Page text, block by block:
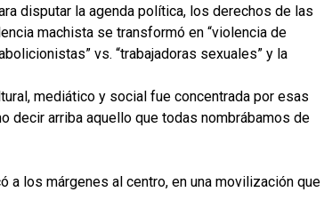
disputar la agenda política, los derechos de las
machista se transformó en “violencia de
vs. “trabajadoras sexuales” y la
mediático y social fue concentrada por esas
decir arriba aquello que todas nombrábamos de
a los márgenes al centro, en una movilización que